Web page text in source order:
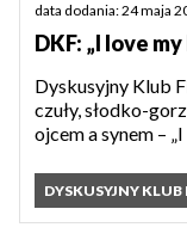
data dodania: 24 maja
DKF: „I love
Dyskusyjny Klub
czuły, słodko-
ojcem a synem –
DYSKUSYJNY